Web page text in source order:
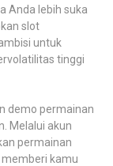
Anda lebih suka
slot
untuk
tinggi
demo permainan
Melalui akun
permainan
memberi kamu